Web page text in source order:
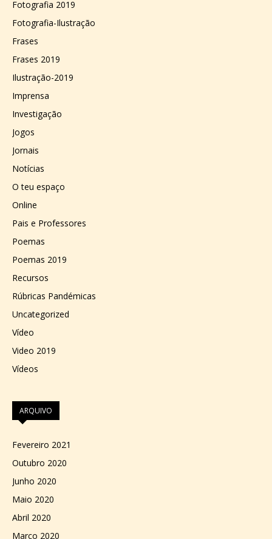
Fotografia 2019
Fotografia-Ilustração
Frases
Frases 2019
Ilustração-2019
Imprensa
Investigação
Jogos
Jornais
Notícias
O teu espaço
Online
Pais e Professores
Poemas
Poemas 2019
Recursos
Rúbricas Pandémicas
Uncategorized
Vídeo
Video 2019
Vídeos
ARQUIVO
Fevereiro 2021
Outubro 2020
Junho 2020
Maio 2020
Abril 2020
Março 2020